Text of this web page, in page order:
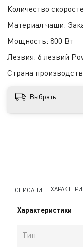
Количество
Материал чаши:
Мощность: 800 Вт
Лезвия: 6 лезвий
Страна
Выбрать
ОПИСАНИЕ
Характеристики
Тип